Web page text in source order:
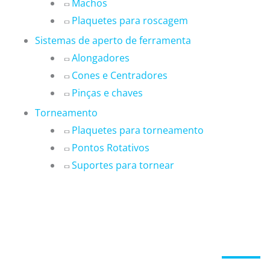
Machos
Plaquetes para roscagem
Sistemas de aperto de ferramenta
Alongadores
Cones e Centradores
Pinças e chaves
Torneamento
Plaquetes para torneamento
Pontos Rotativos
Suportes para tornear